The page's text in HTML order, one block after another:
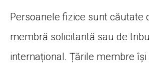
Persoanele fizice sunt căutate
membră solicitantă sau de
internațional. Țările membre